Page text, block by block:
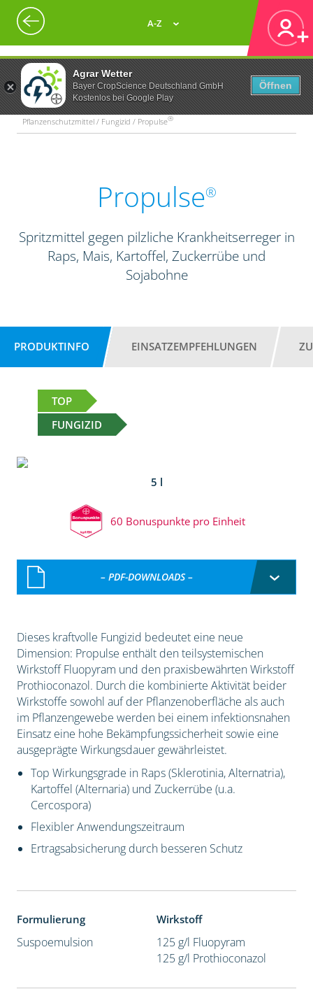
Agrar Wetter
Bayer CropScience Deutschland GmbH
Kostenlos bei Google Play
Öffnen
A-Z
Pflanzenschutzmittel / Fungizid / Propulse®
Propulse®
Spritzmittel gegen pilzliche Krankheitserreger in
Raps, Mais, Kartoffel, Zuckerrübe und
Sojabohne
PRODUKTINFO EINSATZEMPFEHLUNGEN
TOP
FUNGIZID
5 l
60 Bonuspunkte pro Einheit
– PDF-DOWNLOADS –
Dieses kraftvolle Fungizid bedeutet eine neue
Dimension: Propulse enthält den teilsystemischen
Wirkstoff Fluopyram und den praxisbewährten Wirkstoff
Prothioconazol. Durch die kombinierte Aktivität beider
Wirkstoffe sowohl auf der Pflanzenoberfläche als auch
im Pflanzengewebe werden bei einem infektionsnahen
Einsatz eine hohe Bekämpfungssicherheit sowie eine
ausgeprägte Wirkungsdauer gewährleistet.
Top Wirkungsgrade in Raps (Sklerotinia, Alternatria),
Kartoffel (Alternaria) und Zuckerrübe (u.a.
Cercospora)
Flexibler Anwendungszeitraum
Ertragsabsicherung durch besseren Schutz
Formulierung
Suspoemulsion
Wirkstoff
125 g/l Fluopyram
125 g/l Prothioconazol